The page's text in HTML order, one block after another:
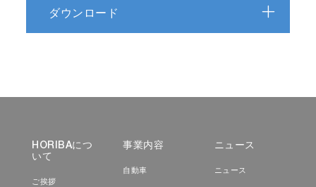
ダウンロード
HORIBAにつ
いて
ご挨拶
事業内容
自動車
ニュース
ニュース